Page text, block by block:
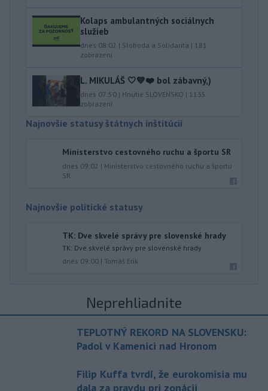
Kolaps ambulantných sociálnych
služieb
dnes 08:02 | Sloboda a Solidarita | 181
zobrazení
L. MIKULÁŠ 🤍💙❤️ bol zábavný,)
dnes 07:50 | Hnutie SLOVENSKO | 1135
zobrazení
Najnovšie statusy štátnych inštitúcií
Ministerstvo cestovného ruchu a športu SR
dnes 09:02 | Ministerstvo cestovného ruchu a športu
SR
Najnovšie politické statusy
TK: Dve skvelé správy pre slovenské hrady
TK: Dve skvelé správy pre slovenské hrady
dnes 09:00 | Tomáš Erik
Neprehliadnite
TEPLOTNÝ REKORD NA SLOVENSKU:
Padol v Kamenici nad Hronom
Filip Kuffa tvrdí, že eurokomisia mu
dala za pravdu pri zonácii